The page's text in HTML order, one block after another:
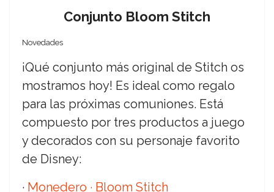
Conjunto Bloom Stitch
Novedades
¡Qué conjunto más original de Stitch os
mostramos hoy! Es ideal como regalo
para las próximas comuniones. Está
compuesto por tres productos a juego
y decorados con su personaje favorito
de Disney:
· Monedero · Bloom Stitch